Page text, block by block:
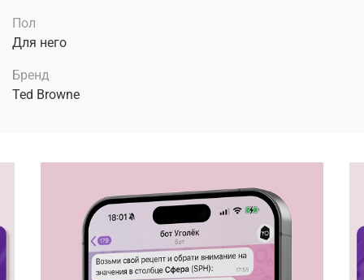
Пол
Для него
Бренд
Ted Browne